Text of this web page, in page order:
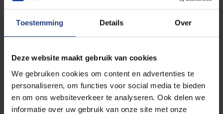
Toestemming Details Over
Deze website maakt gebruik van cookies
We gebruiken cookies om content en advertenties te
personaliseren, om functies voor social media te bieden
en om ons websiteverkeer te analyseren. Ook delen we
informatie over uw gebruik van onze site met onze
deze trajecten:
1. Cel- en Genbiotechnologie
Agrobiotechnologie– je verdiept je in
plantenbiotechnologie, veredeling en duurzame
landbouwtoepassingen.
Medische biotechnologie (uniek aan de